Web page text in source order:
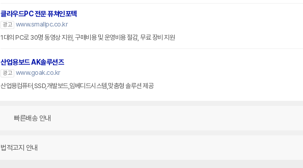
클라우드PC 전문 퓨쳐인포텍
광고 www.smallpc.co.kr
1대의 PC로 30명 동영상 지원, 구매비용 및 운영비용 절감, 무료 장비 지원
산업용보드 AK솔루션즈
광고 www.goak.co.kr
산업용컴퓨터,SSD,개발보드,임베디드시스템,맞춤형 솔루션 제공
빠른배송 안내
법적고지 안내